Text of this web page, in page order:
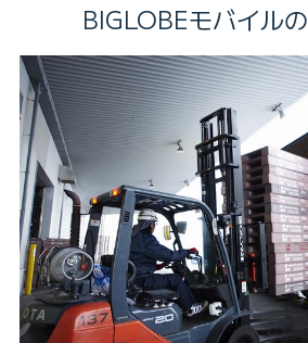
BIGLOBEモバイル